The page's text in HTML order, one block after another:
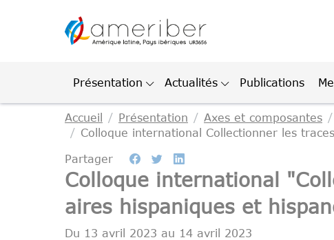
Présentation Actualités Publications
Accueil Présentation Axes et composantes
Colloque international Collectionner les
Partager
Colloque international
aires hispaniques et
Du 13 avril 2023 au 14 avril 2023